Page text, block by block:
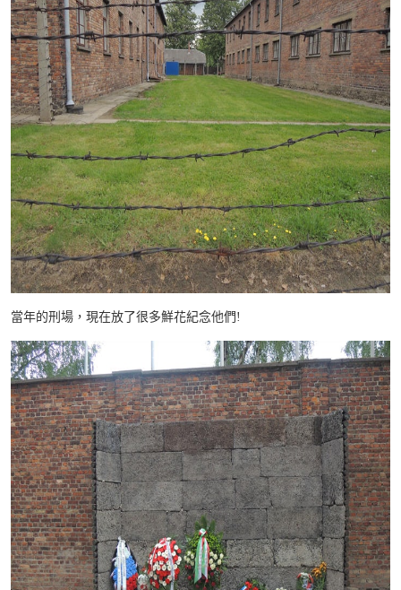
當年的刑場，現在放了很多鮮花紀念他們!